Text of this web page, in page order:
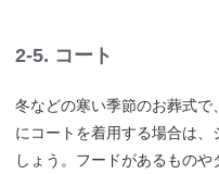
2-5. コート
冬などの寒い季節のお葬式
にコートを着用する場合は、
しょう。フードがあるもの